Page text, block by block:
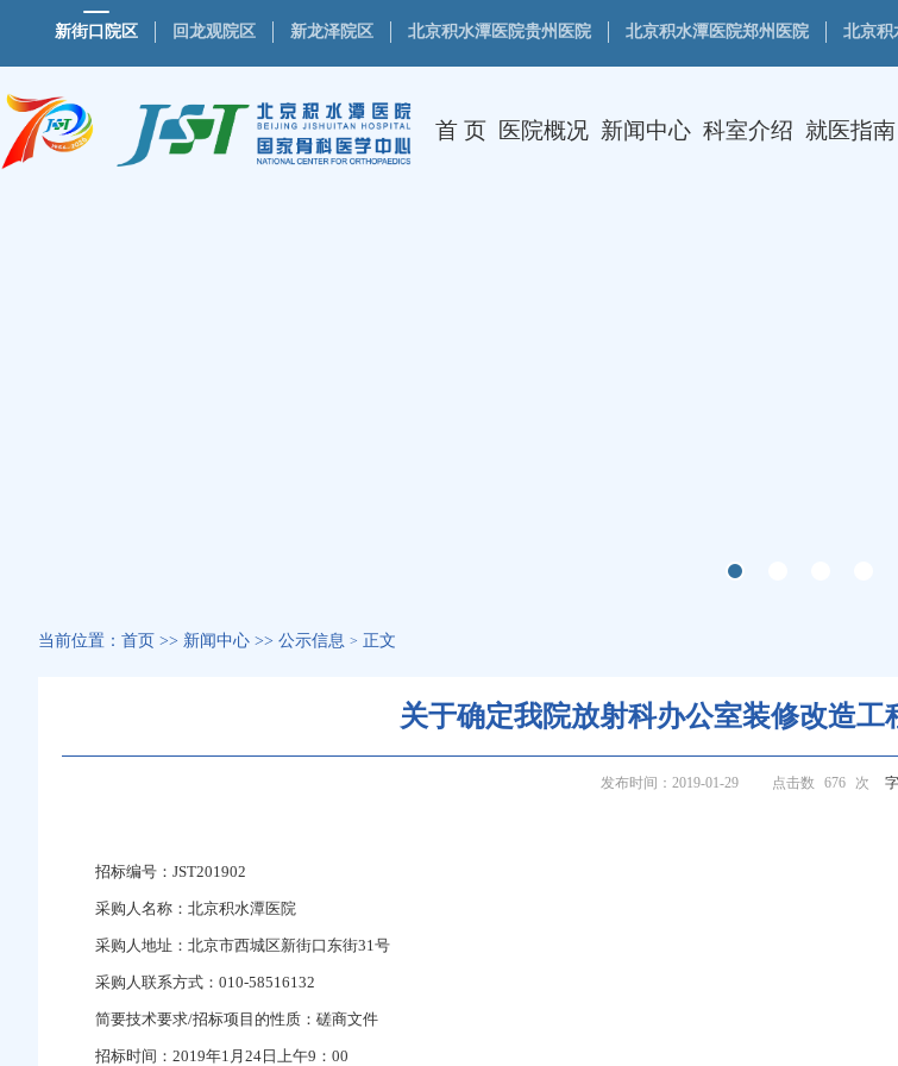
新街口院区 回龙观院区 新龙泽院区 北京积水潭医院贵州医院 北京积水潭医院郑州医院 北京积
首 页 医院概况 新闻中心 科室介绍 就医指南
当前位置： 首页 >> 新闻中心 >> 公示信息 > 正文
关于确定我院放射科办公室装修改造
发布时间：2019-01-29 点击数 676 次
招标编号：JST201902
采购人名称：北京积水潭医院
采购人地址：北京市西城区新街口东街31号
采购人联系方式：010-58516132
简要技术要求/招标项目的性质：磋商文件
招标时间：2019年1月24日上午9：00